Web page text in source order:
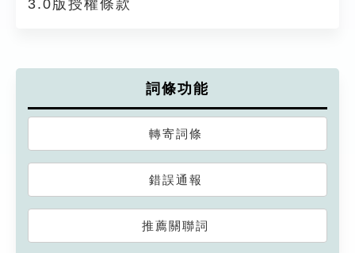
3.0版授權條款
詞條功能
轉寄詞條
錯誤通報
推薦關聯詞